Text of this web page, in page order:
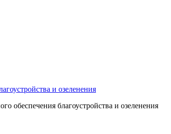
и озеленения
обеспечения благоустройства и озеленения